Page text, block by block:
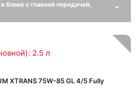
блоке с главной передачей,
2.5 л
XTRANS 75W-85 GL 4/5 Fully